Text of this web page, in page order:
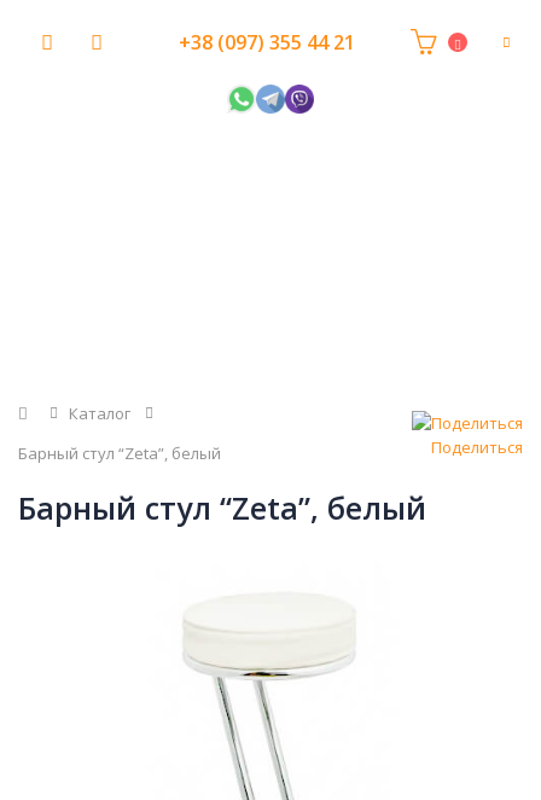
+38 (097) 355 44 21
Главная
Каталог
Барный стул “Zeta”, белый
Поделиться
Барный стул “Zeta”, белый